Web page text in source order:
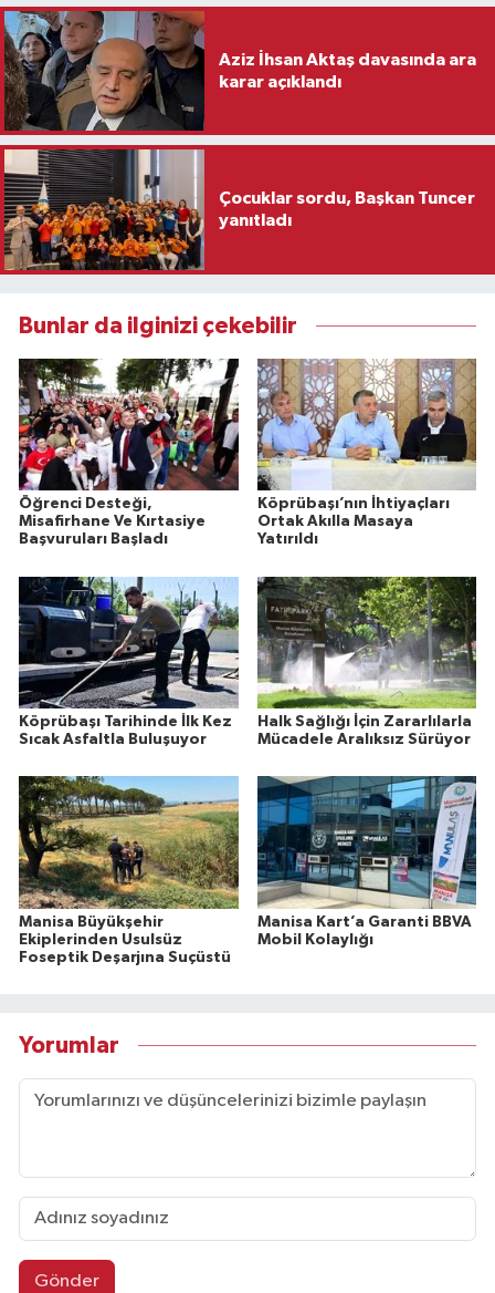
Aziz İhsan Aktaş davasında ara
karar açıklandı
Çocuklar sordu, Başkan Tuncer
yanıtladı
Bunlar da ilginizi çekebilir
Öğrenci Desteği,
Misafirhane Ve Kırtasiye
Başvuruları Başladı
Köprübaşı’nın İhtiyaçları
Ortak Akılla Masaya
Yatırıldı
Köprübaşı Tarihinde İlk Kez
Sıcak Asfaltla Buluşuyor
Halk Sağlığı İçin Zararlılarla
Mücadele Aralıksız Sürüyor
Manisa Büyükşehir
Ekiplerinden Usulsüz
Foseptik Deşarjına Suçüstü
Manisa Kart’a Garanti BBVA
Mobil Kolaylığı
Yorumlar
Gönder